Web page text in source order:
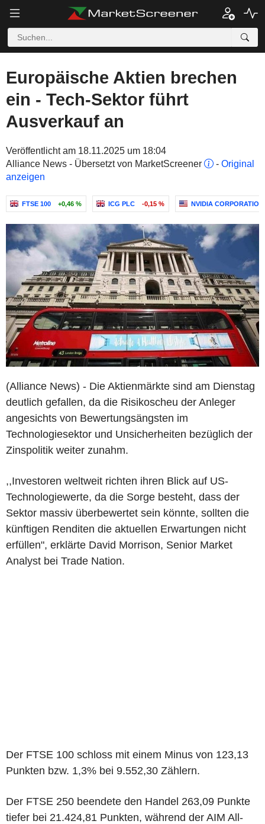
Europäische Aktien brechen
ein - Tech-Sektor führt
Ausverkauf an
Veröffentlicht am 18.11.2025 um 18:04
Alliance News - Übersetzt von MarketScreener
- Original
anzeigen
FTSE 100 +0,46 % ICG PLC -0,15 % NVIDIA CORPORATION
(Alliance News) - Die Aktienmärkte sind am Dienstag
deutlich gefallen, da die Risikoscheu der Anleger
angesichts von Bewertungsängsten im
Technologiesektor und Unsicherheiten bezüglich der
Zinspolitik weiter zunahm.
,,Investoren weltweit richten ihren Blick auf US-
Technologiewerte, da die Sorge besteht, dass der
Sektor massiv überbewertet sein könnte, sollten die
künftigen Renditen die aktuellen Erwartungen nicht
erfüllen", erklärte David Morrison, Senior Market
Analyst bei Trade Nation.
Der FTSE 100 schloss mit einem Minus von 123,13
Punkten bzw. 1,3% bei 9.552,30 Zählern.
Der FTSE 250 beendete den Handel 263,09 Punkte
tiefer bei 21.424,81 Punkten, während der AIM All-